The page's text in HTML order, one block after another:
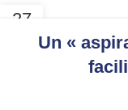
27
Un «